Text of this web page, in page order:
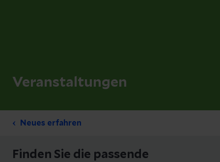
Veranstaltungen
Neues erfahren
Finden Sie die passende